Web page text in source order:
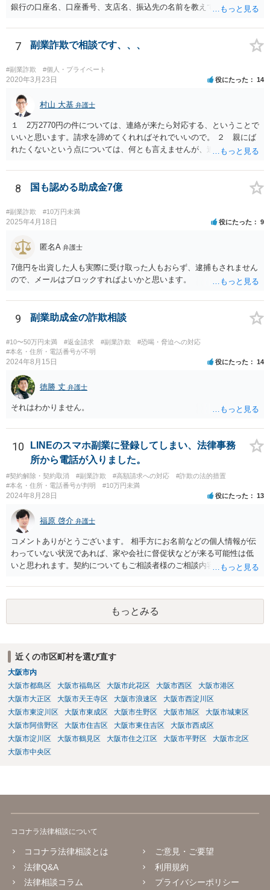
銀行の口座名、口座番号、支店名、振込先の名前を教えてしまってい
はありません。 そのため、現時点でとくに、詳細不明の入金がないこ
となどが確認できるのであれば、念のため、相手に教えてしまった口
座については、 銀行で口座の解約処理をすることをお勧め致します。
7 副業詐欺で相談です、、、
#副業詐欺 #個人・プライベート
2020年3月23日 役にたった 14
村山 大基 弁護士
１ 2万2770円の件については、連絡が来たら対応する、ということで
いいと思います。請求を諦めてくれればそれでいいので。 ２ 親にば
れたくないという点については、何とも言えませんが、連絡を止めた
で、訴訟まではしなくとも、はがきくらいは来るかもしれません。し
かし、支払ったとしても連絡が止まる保証もないからです。可能性と
して、似たような連絡をたくさんの人に送っていると思われ、支払う
と「この人は支払う人だ」と思われていけるところまで絞られるよう
に思うからです。
8 国も認める助成金7億
#副業詐欺 #10万円未満
2025年4月18日 役にたった 9
匿名A 弁護士
7億円を出資した人も実際に受け取った人もおらず、逮捕もされません
ので、メールはブロックすればよいかと思います。
9 副業助成金の詐欺相談
#10〜50万円未満 #返金請求 #副業詐欺
#恐喝・脅迫への対応
#本名・住所・電話番号が不明
2024年8月15日 役にたった 14
徳勝 丈 弁護士
それはわかりません。
10
LINEのスマホ副業に登録してしまい、法律事務
所から電話が入りました。
#契約解除・契約取消 #副業詐欺 #高額請求への対応
#詐欺の法的措置
#本名・住所・電話番号が判明
#10万円未満
2024年8月28日 役にたった 13
福原 啓介 弁護士
コメントありがとうございます。 相手方にお名前などの個人情報が伝
わっていない状況であれば、家や会社に督促状などが来る可能性は低
いと思われます。契約についてもご相談者様のご相談内容を踏まえま
いただけますと幸いです。
もっとみる
近くの市区町村を選び直す
大阪市内
大阪市都島区
大阪市福島区 大阪市此花区 大阪市西区
大阪市港区
大阪市大正区
大阪市天王寺区 大阪市浪速区
大阪市西淀川区
大阪市東淀川区
大阪市東成区 大阪市生野区 大阪市旭区
大阪市城東区
大阪市阿倍野区
大阪市住吉区 大阪市東住吉区
大阪市西成区
大阪市淀川区
大阪市鶴見区 大阪市住之江区 大阪市平野区
大阪市北区
大阪市中央区
ココナラ法律相談について
ココナラ法律相談とは
法律Q&A
法律相談コラム
ご意見・ご要望
利用規約
プライバシーポリシー